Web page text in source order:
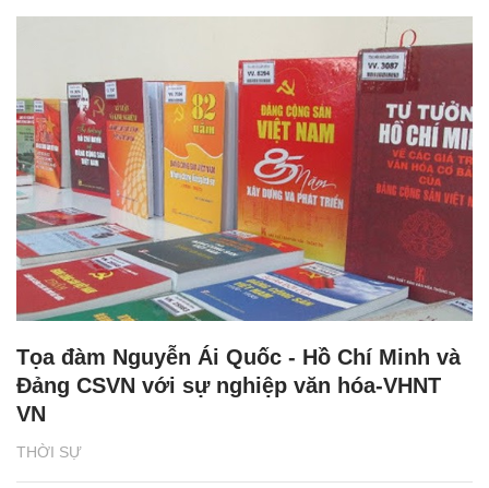
THỜI SỰ
Tọa đàm Nguyễn Ái Quốc - Hồ Chí Minh và
Đảng CSVN với sự nghiệp văn hóa-VHNT
VN